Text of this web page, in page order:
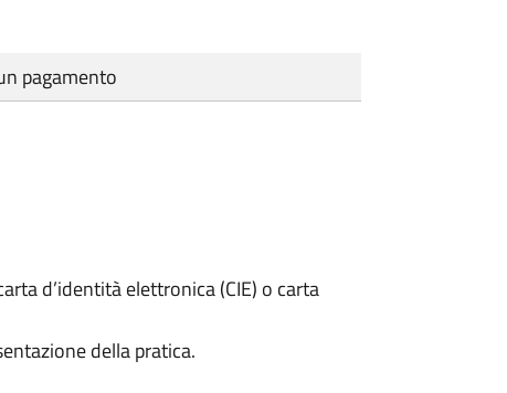
pagamento
d’identità elettronica (CIE) o carta
della pratica.